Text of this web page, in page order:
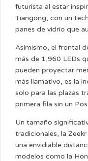
futurista al estar
Tiangong, con un
panes de vidrio que
Asimismo, el frontal
más de 1,960 LEDs
pueden proyectar
más llamativo, es la
solo para las plazas
primera fila sin un
Un tamaño
tradicionales, la
una envidiable
modelos como la